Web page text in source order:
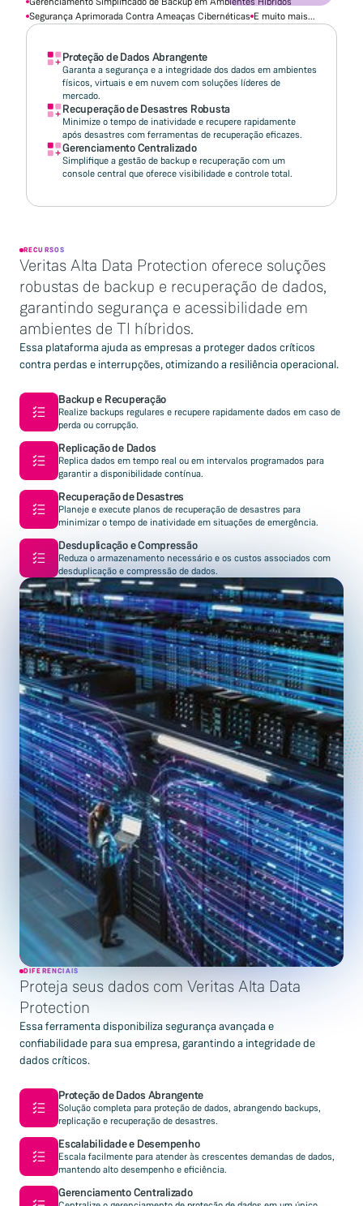
Segurança Aprimorada Contra Ameaças Cibernéticas E muito mais...
Proteção de Dados Abrangente
Garanta a segurança e a integridade dos dados em ambientes
físicos, virtuais e em nuvem com soluções líderes de
mercado.
Recuperação de Desastres Robusta
Minimize o tempo de inatividade e recupere rapidamente
após desastres com ferramentas de recuperação eficazes.
Gerenciamento Centralizado
Simplifique a gestão de backup e recuperação com um
console central que oferece visibilidade e controle total.
RECURSOS
Veritas Alta Data Protection oferece soluções
robustas de backup e recuperação de dados,
garantindo segurança e acessibilidade em
ambientes de TI híbridos.
Essa plataforma ajuda as empresas a proteger dados críticos
contra perdas e interrupções, otimizando a resiliência operacional.
Backup e Recuperação
Realize backups regulares e recupere rapidamente dados em caso de
perda ou corrupção.
Replicação de Dados
Replica dados em tempo real ou em intervalos programados para
garantir a disponibilidade contínua.
Recuperação de Desastres
Planeje e execute planos de recuperação de desastres para
minimizar o tempo de inatividade em situações de emergência.
Desduplicação e Compressão
Reduza o armazenamento necessário e os custos associados com
desduplicação e compressão de dados.
DIFERENCIAIS
Proteja seus dados com Veritas Alta Data
Protection
Essa ferramenta disponibiliza segurança avançada e
confiabilidade para sua empresa, garantindo a integridade de
dados críticos.
Proteção de Dados Abrangente
Solução completa para proteção de dados, abrangendo backups,
replicação e recuperação de desastres.
Escalabilidade e Desempenho
Escala facilmente para atender às crescentes demandas de dados,
mantendo alto desempenho e eficiência.
Gerenciamento Centralizado